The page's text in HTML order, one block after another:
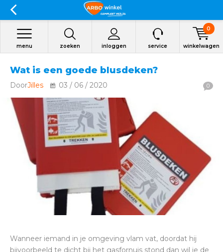
zoeken inloggen
menu service winkelwagen
0
Wat is een goede blusdeken?
DoorJilles 03 / 06 / 2020 0
Wanneer iemand in je omgeving vlam vat, doordat hij
bijvoorbeeld te dicht bij het gasfornuis stond dan wil je de